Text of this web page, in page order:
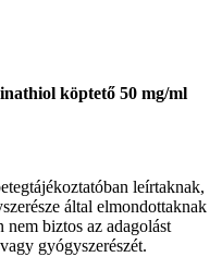
köptető 50 mg/ml
leírtaknak,
által elmondottaknak
biztos az adagolást
gyógyszerészét.